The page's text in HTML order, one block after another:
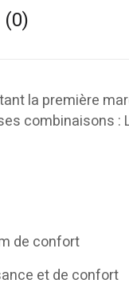
la première
combinaisons :
de confort
et de confort